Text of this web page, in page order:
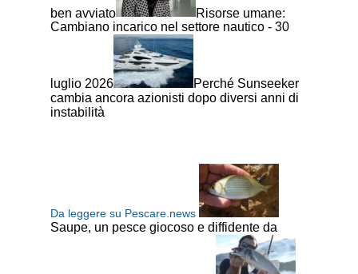
ben avviato
Risorse umane:
Cambiano incarico nel settore nautico - 30
luglio 2026
Perché Sunseeker
cambia ancora azionisti dopo diversi anni di
instabilità
Da leggere su Pescare.news
Saupe, un pesce giocoso e diffidente da